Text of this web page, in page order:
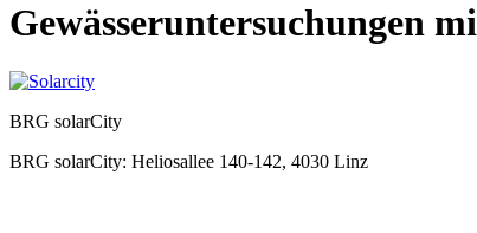
Gewässeruntersuchungen
BRG solarCity
BRG solarCity: Heliosallee 140-142, 4030 Linz